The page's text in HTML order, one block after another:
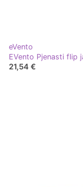
eVento
EVento Pjenasti flip
21,54 €